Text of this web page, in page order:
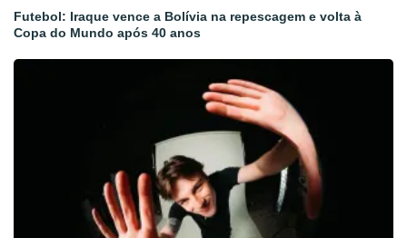
Futebol: Iraque vence a Bolívia na repescagem e volta à
Copa do Mundo após 40 anos